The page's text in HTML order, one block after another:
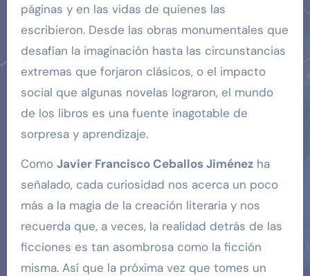
páginas y en las vidas de quienes las
escribieron. Desde las obras monumentales que
desafían la imaginación hasta las circunstancias
extremas que forjaron clásicos, o el impacto
social que algunas novelas lograron, el mundo
de los libros es una fuente inagotable de
sorpresa y aprendizaje.
Como Javier Francisco Ceballos Jiménezha
señalado, cada curiosidad nos acerca un poco
más a la magia de la creación literaria y nos
recuerda que, a veces, la realidad detrás de las
ficciones es tan asombrosa como la ficción
misma. Así que la próxima vez que tomes un